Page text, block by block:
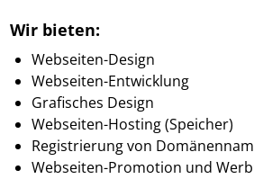
Wir bieten:
Webseiten-Design
Webseiten-Entwicklung
Grafisches Design
Webseiten-Hosting (Speicher)
Registrierung von
Webseiten-Promotion und